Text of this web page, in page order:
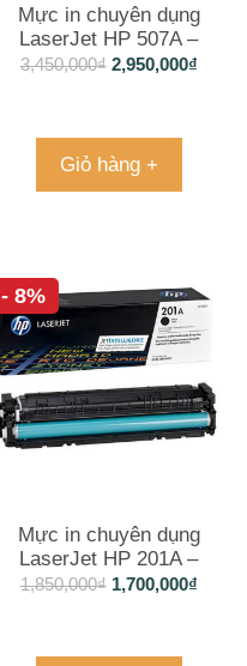
Mực in chuyên dụng
LaserJet HP 507A –
CE400A (màu đen)
3,450,000₫ 2,950,000₫
Giỏ hàng +
- 8%
Mực in chuyên dụng
LaserJet HP 201A –
CF400A (màu đen)
1,850,000₫ 1,700,000₫